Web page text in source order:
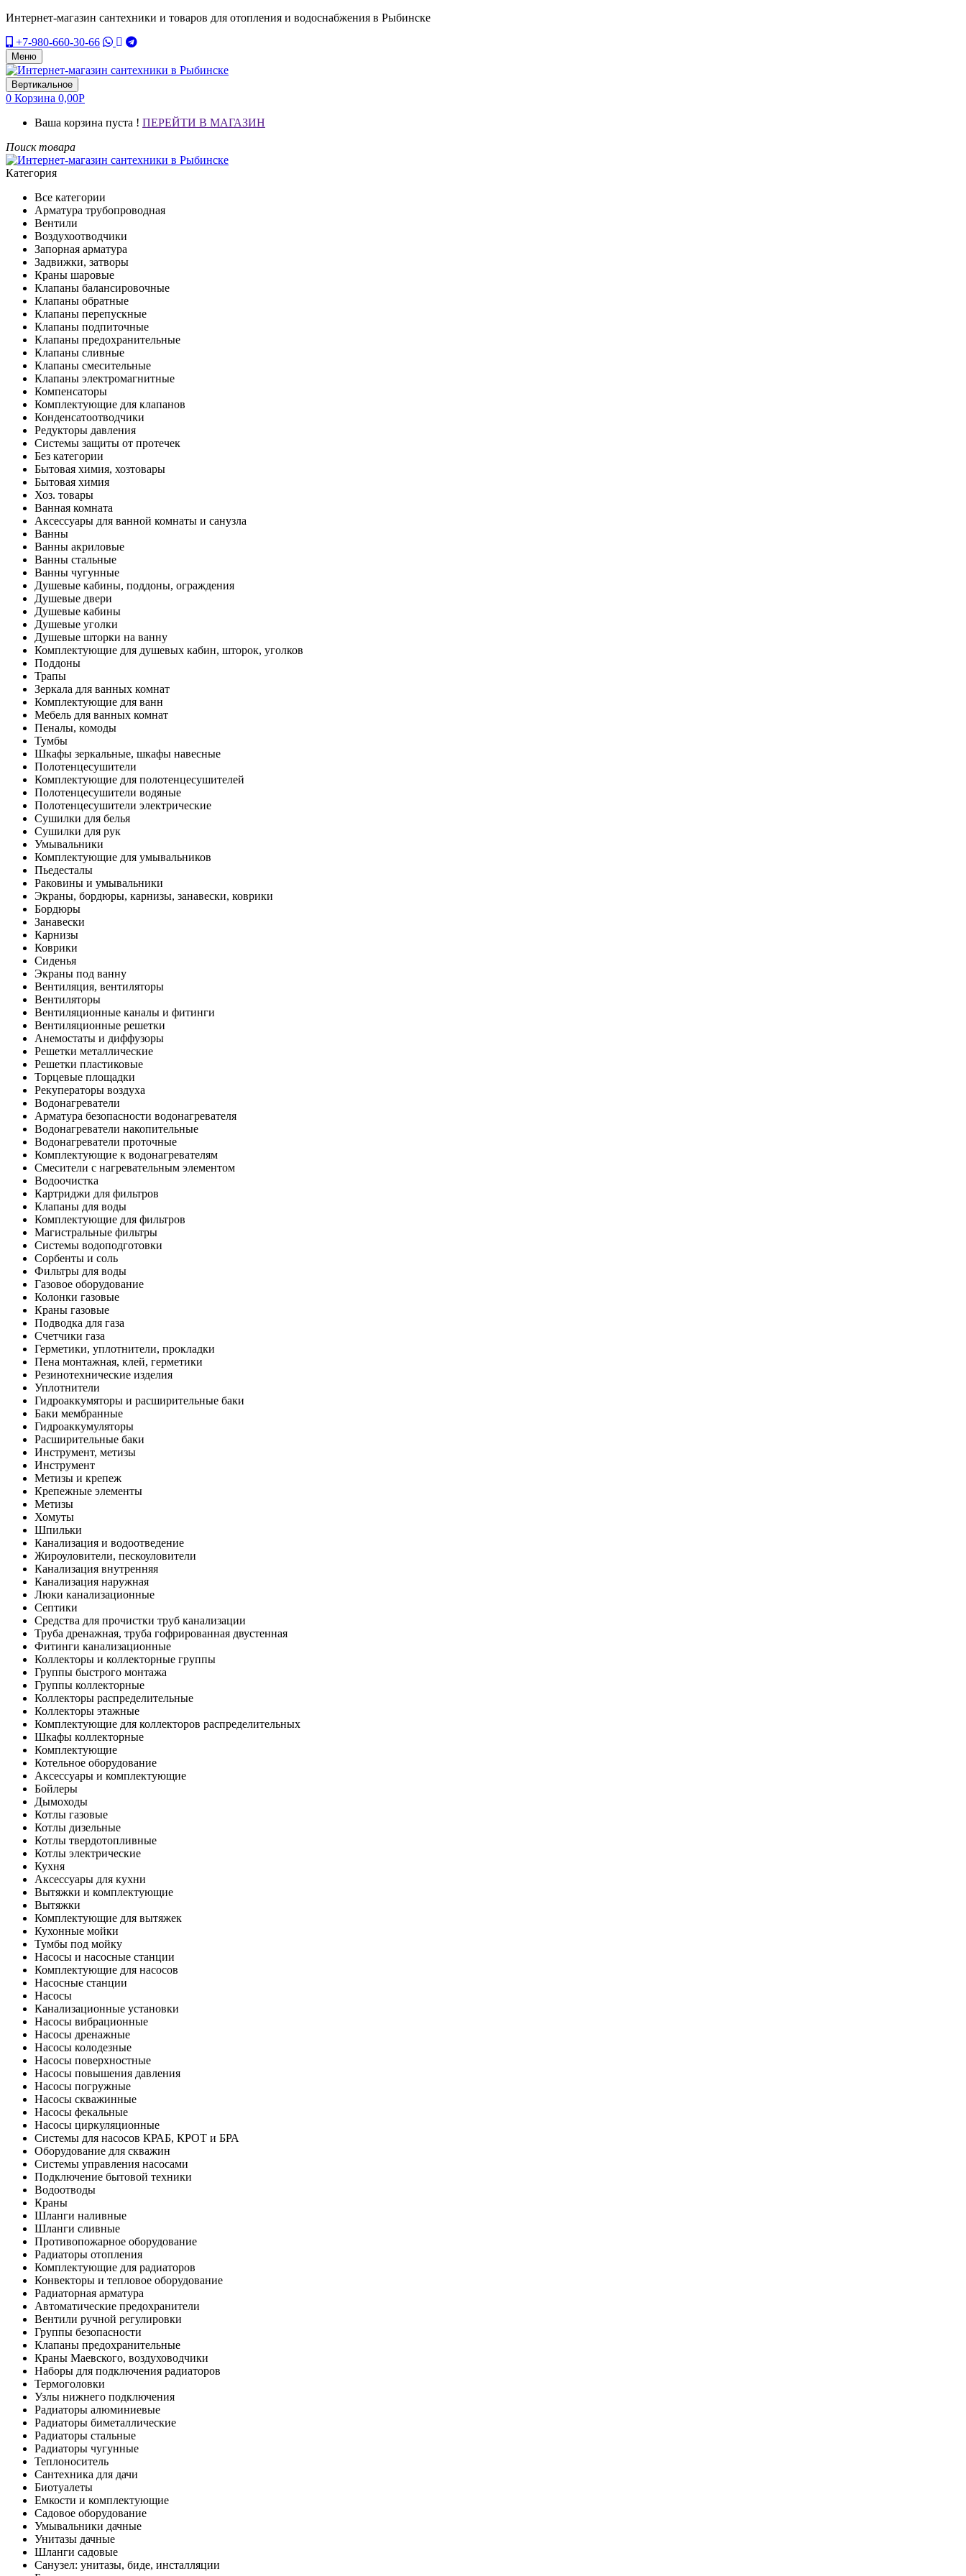
Интернет-магазин сантехники и товаров для отопления и водоснабжения в Рыбинске
+7-980-660-30-66
Меню
Вертикальное
0 Корзина 0,00Р
Ваша корзина пуста ! ПЕРЕЙТИ В МАГАЗИН
Поиск товара
Категория
Все категории
Арматура трубопроводная
Вентили
Воздухоотводчики
Запорная арматура
Задвижки, затворы
Краны шаровые
Клапаны балансировочные
Клапаны обратные
Клапаны перепускные
Клапаны подпиточные
Клапаны предохранительные
Клапаны сливные
Клапаны смесительные
Клапаны электромагнитные
Компенсаторы
Комплектующие для клапанов
Конденсатоотводчики
Редукторы давления
Системы защиты от протечек
Без категории
Бытовая химия, хозтовары
Бытовая химия
Хоз. товары
Ванная комната
Аксессуары для ванной комнаты и санузла
Ванны
Ванны акриловые
Ванны стальные
Ванны чугунные
Душевые кабины, поддоны, ограждения
Душевые двери
Душевые кабины
Душевые уголки
Душевые шторки на ванну
Комплектующие для душевых кабин, шторок, уголков
Поддоны
Трапы
Зеркала для ванных комнат
Комплектующие для ванн
Мебель для ванных комнат
Пеналы, комоды
Тумбы
Шкафы зеркальные, шкафы навесные
Полотенцесушители
Комплектующие для полотенцесушителей
Полотенцесушители водяные
Полотенцесушители электрические
Сушилки для белья
Сушилки для рук
Умывальники
Комплектующие для умывальников
Пьедесталы
Раковины и умывальники
Экраны, бордюры, карнизы, занавески, коврики
Бордюры
Занавески
Карнизы
Коврики
Сиденья
Экраны под ванну
Вентиляция, вентиляторы
Вентиляторы
Вентиляционные каналы и фитинги
Вентиляционные решетки
Анемостаты и диффузоры
Решетки металлические
Решетки пластиковые
Торцевые площадки
Рекуператоры воздуха
Водонагреватели
Арматура безопасности водонагревателя
Водонагреватели накопительные
Водонагреватели проточные
Комплектующие к водонагревателям
Смесители с нагревательным элементом
Водоочистка
Картриджи для фильтров
Клапаны для воды
Комплектующие для фильтров
Магистральные фильтры
Системы водоподготовки
Сорбенты и соль
Фильтры для воды
Газовое оборудование
Колонки газовые
Краны газовые
Подводка для газа
Счетчики газа
Герметики, уплотнители, прокладки
Пена монтажная, клей, герметики
Резинотехнические изделия
Уплотнители
Гидроаккумяторы и расширительные баки
Баки мембранные
Гидроаккумуляторы
Расширительные баки
Инструмент, метизы
Инструмент
Метизы и крепеж
Крепежные элементы
Метизы
Хомуты
Шпильки
Канализация и водоотведение
Жироуловители, пескоуловители
Канализация внутренняя
Канализация наружная
Люки канализационные
Септики
Средства для прочистки труб канализации
Труба дренажная, труба гофрированная двустенная
Фитинги канализационные
Коллекторы и коллекторные группы
Группы быстрого монтажа
Группы коллекторные
Коллекторы распределительные
Коллекторы этажные
Комплектующие для коллекторов распределительных
Шкафы коллекторные
Комплектующие
Котельное оборудование
Аксессуары и комплектующие
Бойлеры
Дымоходы
Котлы газовые
Котлы дизельные
Котлы твердотопливные
Котлы электрические
Кухня
Аксессуары для кухни
Вытяжки и комплектующие
Вытяжки
Комплектующие для вытяжек
Кухонные мойки
Тумбы под мойку
Насосы и насосные станции
Комплектующие для насосов
Насосные станции
Насосы
Канализационные установки
Насосы вибрационные
Насосы дренажные
Насосы колодезные
Насосы поверхностные
Насосы повышения давления
Насосы погружные
Насосы скважинные
Насосы фекальные
Насосы циркуляционные
Системы для насосов КРАБ, КРОТ и БРА
Оборудование для скважин
Системы управления насосами
Подключение бытовой техники
Водоотводы
Краны
Шланги наливные
Шланги сливные
Противопожарное оборудование
Радиаторы отопления
Комплектующие для радиаторов
Конвекторы и тепловое оборудование
Радиаторная арматура
Автоматические предохранители
Вентили ручной регулировки
Группы безопасности
Клапаны предохранительные
Краны Маевского, воздуховодчики
Наборы для подключения радиаторов
Термоголовки
Узлы нижнего подключения
Радиаторы алюминиевые
Радиаторы биметаллические
Радиаторы стальные
Радиаторы чугунные
Теплоноситель
Сантехника для дачи
Биотуалеты
Емкости и комплектующие
Садовое оборудование
Умывальники дачные
Унитазы дачные
Шланги садовые
Санузел: унитазы, биде, инсталляции